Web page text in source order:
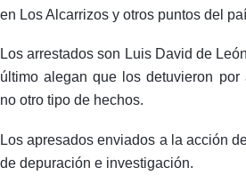
en Los Alcarrizos y otros puntos del
Los arrestados son Luis David de
último alegan que los detuvieron por
no otro tipo de hechos.
Los apresados enviados a la acción
de depuración e investigación.